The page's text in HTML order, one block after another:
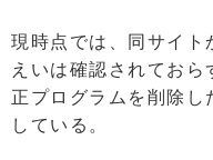
現時点では、同サイ
えいは確認されてお
正プログラムを削除
している。